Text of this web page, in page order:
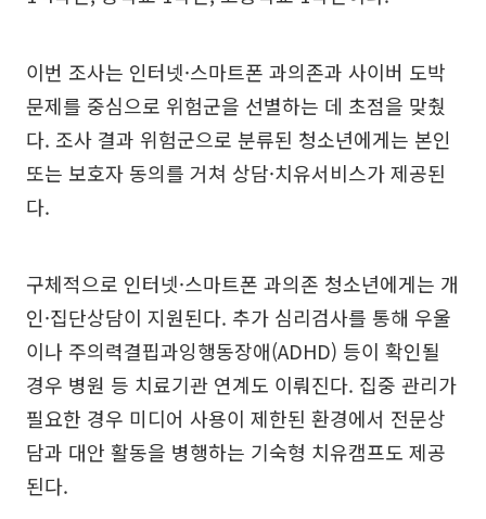
이번 조사는 인터넷·스마트폰 과의존과 사이버 도박
문제를 중심으로 위험군을 선별하는 데 초점을 맞췄
다. 조사 결과 위험군으로 분류된 청소년에게는 본인
또는 보호자 동의를 거쳐 상담·치유서비스가 제공된
다.
구체적으로 인터넷·스마트폰 과의존 청소년에게는 개
인·집단상담이 지원된다. 추가 심리검사를 통해 우울
이나 주의력결핍과잉행동장애(ADHD) 등이 확인될
경우 병원 등 치료기관 연계도 이뤄진다. 집중 관리가
필요한 경우 미디어 사용이 제한된 환경에서 전문상
담과 대안 활동을 병행하는 기숙형 치유캠프도 제공
된다.